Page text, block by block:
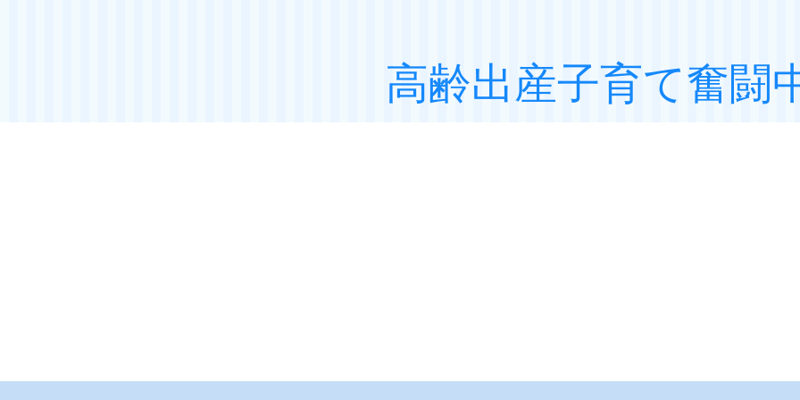
高齢出産子育て奮闘